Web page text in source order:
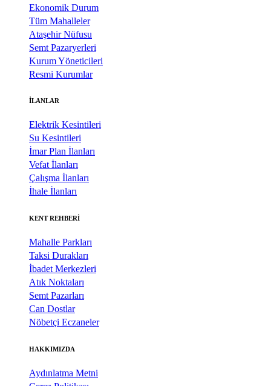
Ekonomik Durum
Tüm Mahalleler
Ataşehir Nüfusu
Semt Pazaryerleri
Kurum Yöneticileri
Resmi Kurumlar
İLANLAR
Elektrik Kesintileri
Su Kesintileri
İmar Plan İlanları
Vefat İlanları
Çalışma İlanları
İhale İlanları
KENT REHBERİ
Mahalle Parkları
Taksi Durakları
İbadet Merkezleri
Atık Noktaları
Semt Pazarları
Can Dostlar
Nöbetçi Eczaneler
HAKKIMIZDA
Aydınlatma Metni